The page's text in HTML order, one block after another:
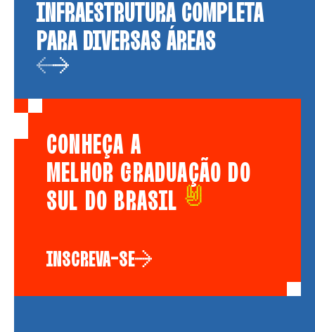
INFRAESTRUTURA COMPLETA
PARA DIVERSAS ÁREAS
CONHEÇA A
MELHOR GRADUAÇÃO DO
SUL DO BRASIL
INSCREVA-SE